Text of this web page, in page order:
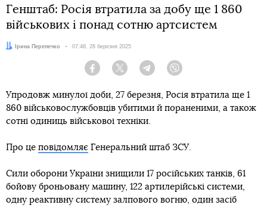
Генштаб: Росія втратила за добу ще 1 860
військових і понад сотню артсистем
Автор:Ірина Перепечко Дата:
07:48, 28 березня 2025
Facebook Twitter Telegram
Упродовж минулої доби, 27 березня, Росія втратила ще 1
860 військовослужбовців убитими й пораненими, а також
сотні одиниць військової техніки.
Про це повідомляє Генеральний штаб ЗСУ.
Сили оборони України знищили 17 російських танків, 61
бойову броньовану машину, 122 артилерійські системи,
одну реактивну систему залпового вогню, один засіб